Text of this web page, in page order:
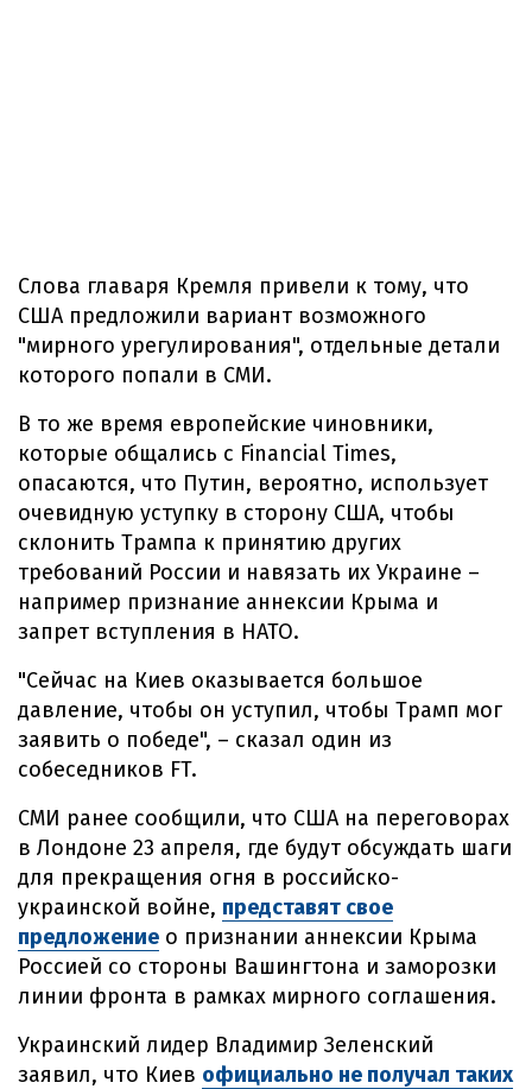
Слова главаря Кремля привели к тому, что
США предложили вариант возможного
"мирного урегулирования", отдельные детали
которого попали в СМИ.
В то же время европейские чиновники,
которые общались с Financial Times,
опасаются, что Путин, вероятно, использует
очевидную уступку в сторону США, чтобы
склонить Трампа к принятию других
требований России и навязать их Украине –
например признание аннексии Крыма и
запрет вступления в НАТО.
"Сейчас на Киев оказывается большое
давление, чтобы он уступил, чтобы Трамп мог
заявить о победе", – сказал один из
собеседников FT.
СМИ ранее сообщили, что США на переговорах
в Лондоне 23 апреля, где будут обсуждать шаги
для прекращения огня в российско-
украинской войне, представят свое
предложение о признании аннексии Крыма
Россией со стороны Вашингтона и заморозки
линии фронта в рамках мирного соглашения.
Украинский лидер Владимир Зеленский
заявил, что Киев официально не получал таких